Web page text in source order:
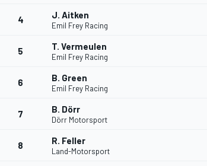
4 J. Aitken
Emil Frey Racing
5 T. Vermeulen
Emil Frey Racing
6 B. Green
Emil Frey Racing
7 B. Dörr
Dörr Motorsport
8 R. Feller
Land-Motorsport